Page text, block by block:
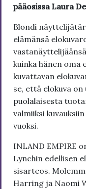
pääosissa Laura
Blondi
elämänsä
kuinka hänen oma
kuvattavan
se, että elokuva
puolalaisesta
valmiiksi
vuoksi.
INLAND EMPIRE
Lynchin edellisen
sisarteos.
Harring ja Naomi